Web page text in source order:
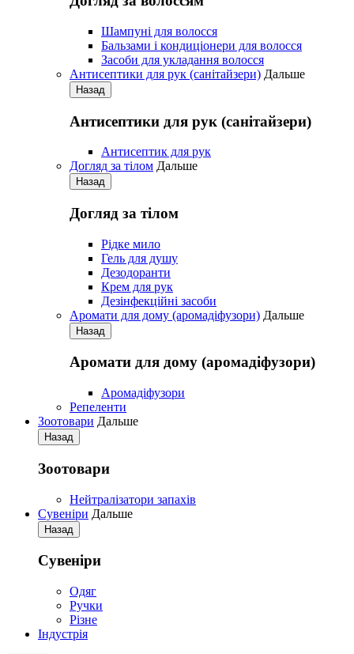
Шампуні для волосся
Бальзами і кондиціонери для волосся
Засоби для укладання волосся
Антисептики для рук (санітайзери) Дальше
Назад
Антисептики для рук (санітайзери)
Антисептик для рук
Догляд за тілом Дальше
Назад
Догляд за тілом
Рідке мило
Гель для душу
Дезодоранти
Крем для рук
Дезінфекційні засоби
Аромати для дому (аромадіфузори) Дальше
Назад
Аромати для дому (аромадіфузори)
Аромадіфузори
Репеленти
Зоотовари Дальше
Назад
Зоотовари
Нейтралізатори запахів
Сувеніри Дальше
Назад
Сувеніри
Одяг
Ручки
Різне
Індустрія